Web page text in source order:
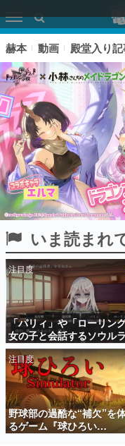
ピックア
電ファミのいま読まれ
アプリセール情報
インタビュー
連載・特
殿堂入り
SNS拡散数
ど。多くの
事をまとめ
赫本 動画 殿堂入り
いま読まれ
注目度
「パリィ」や「ローリン
女の子と会話するソウル
恋愛ゲーム『小早川さん
ルライク』無料公開。返
敗すると「YOU DIED」
注目度
野球部の過酷な“補欠”を
るゲーム『球ひろい
Simulator』が「1件」の